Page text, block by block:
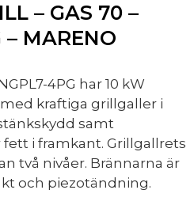
– GAS 70 –
– MARENO
4PG har 10 kW
kraftiga grillgaller i
samt
i framkant. Grillgallrets
två nivåer. Brännarna är
och piezotändning.